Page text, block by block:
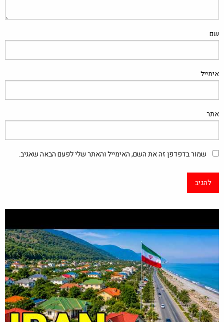
שם
אימייל
אתר
שמור בדפדפן זה את השם, האימייל והאתר שלי לפעם הבאה שאגיב.